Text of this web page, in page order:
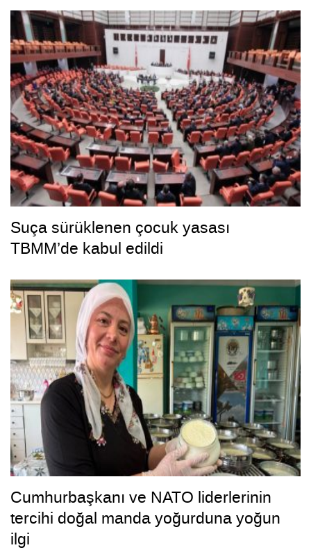
Suça sürüklenen çocuk yasası
TBMM’de kabul edildi
Cumhurbaşkanı ve NATO liderlerinin
tercihi doğal manda yoğurduna yoğun
ilgi